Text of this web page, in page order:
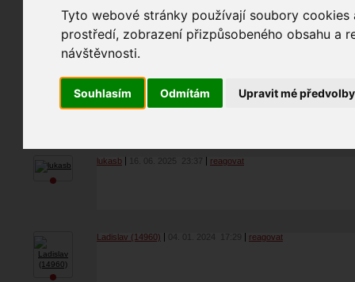
Tyto webové stránky používají soubory
prostředí, zobrazení přizpůsobeného obsahu a
návštěvnosti.
Souhlasím Odmítám Upravit mé předvolby
02. 01. 2024 portrét
Katka
lukasb 16. 06. 2025 23:37 reagovat
Ladislav (14960) 04. 01. 2024 17:29 reagovat